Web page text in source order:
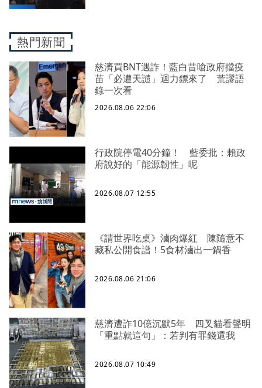
熱門新聞
慈濟買BNT遇詐！藍白昔嗆政府擋疫
苗「必遭天譴」迴力鏢來了 荒謬語
錄一次看
2026.08.06 22:06
行政院停電40分鐘！ 藍委批：賴政
府說好的「能源韌性」呢
2026.08.07 12:55
《請世界吃桌》滷肉爆紅 陳隨意不
藏私公開食譜！5食材滷出一鍋香
2026.08.06 21:06
慈濟遭詐10億沉默5年 四叉貓看聲明
「重點就這句」：若判有罪錢還我
2026.08.07 10:49